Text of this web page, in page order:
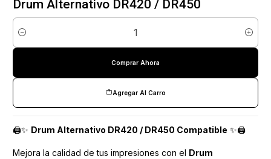
Drum Alternativo DR420 / DR450
Cantidad
Agregar Al Carro
Comprar Ahora
🖨️✨ Drum Alternativo DR420 / DR450 Compatible ✨🖨️
Mejora la calidad de tus impresiones con el Drum